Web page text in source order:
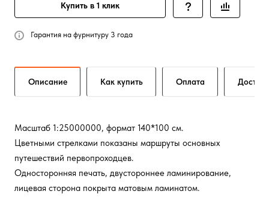
Купить в 1 клик
Гарантия на фурнитуру 3 года
Описание Как купить Оплата
Масштаб 1:25000000, формат 140*100 см.
Цветными стрелками показаны маршруты основных
путешествий первопроходцев.
Односторонняя печать, двустороннее ламинирование,
лицевая сторона покрыта матовым ламинатом.